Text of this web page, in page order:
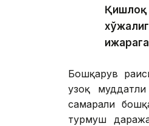
Қишлоқ
Бошқарув
узоқ
самарали
турмуш